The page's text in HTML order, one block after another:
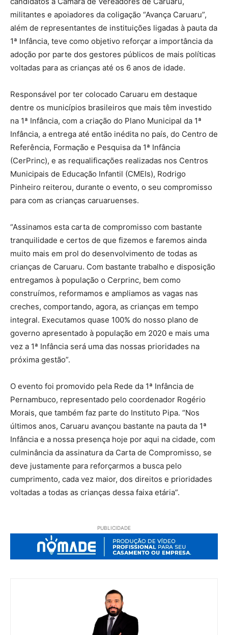
militantes e apoiadores da coligação “Avança Caruaru”,
além de representantes de instituições ligadas à pauta da
1ª Infância, teve como objetivo reforçar a importância da
adoção por parte dos gestores públicos de mais políticas
voltadas para as crianças até os 6 anos de idade.
Responsável por ter colocado Caruaru em destaque
dentre os municípios brasileiros que mais têm investido
na 1ª Infância, com a criação do Plano Municipal da 1ª
Infância, a entrega até então inédita no país, do Centro de
Referência, Formação e Pesquisa da 1ª Infância
(CerPrinc), e as requalificações realizadas nos Centros
Municipais de Educação Infantil (CMEIs), Rodrigo
Pinheiro reiterou, durante o evento, o seu compromisso
para com as crianças caruaruenses.
“Assinamos esta carta de compromisso com bastante
tranquilidade e certos de que fizemos e faremos ainda
muito mais em prol do desenvolvimento de todas as
crianças de Caruaru. Com bastante trabalho e disposição
entregamos à população o Cerprinc, bem como
construímos, reformamos e ampliamos as vagas nas
creches, comportando, agora, as crianças em tempo
integral. Executamos quase 100% do nosso plano de
governo apresentado à população em 2020 e mais uma
vez a 1ª Infância será uma das nossas prioridades na
próxima gestão”.
O evento foi promovido pela Rede da 1ª Infância de
Pernambuco, representado pelo coordenador Rogério
Morais, que também faz parte do Instituto Pipa. “Nos
últimos anos, Caruaru avançou bastante na pauta da 1ª
Infância e a nossa presença hoje por aqui na cidade, com
culminância da assinatura da Carta de Compromisso, se
deve justamente para reforçarmos a busca pelo
cumprimento, cada vez maior, dos direitos e prioridades
voltadas a todas as crianças dessa faixa etária”.
PUBLICIDADE